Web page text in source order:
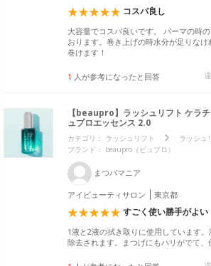
コスパ良し
大容量でコスパ良いです。 パーマの時
おります。巻き上げの時水分が足りな
巻けます！
1 人が参考になったと回答
【beaupro】ラッシュリフト ケラ
ュプロエッセンス 2.0
カテゴリ： ラッシュリフト
ラッシュ
ブランド： beaupro（ビュプロ）
まつパマニア
アイビューティサロン 東京都
すごく使い勝手がよい
1液と2液の拭き取りに使用しています
除去されます。まつげにもハリがでて、